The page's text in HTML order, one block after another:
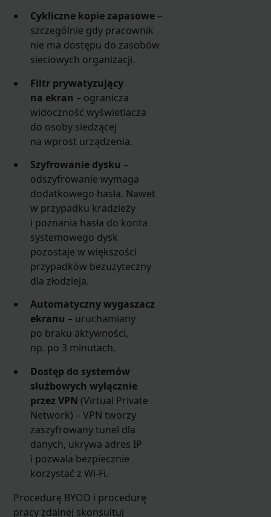
Cykliczne kopie zapasowe –
szczególnie gdy pracownik
nie ma dostępu do zasobów
sieciowych organizacji.
Filtr prywatyzujący
na ekran – ogranicza
widoczność wyświetlacza
do osoby siedzącej
na wprost urządzenia.
Szyfrowanie dysku –
odszyfrowanie wymaga
dodatkowego hasła. Nawet
w przypadku kradzieży
i poznania hasła do konta
systemowego dysk
pozostaje w większości
przypadków bezużyteczny
dla złodzieja.
Automatyczny wygaszacz
ekranu – uruchamiany
po braku aktywności,
np. po 3 minutach.
Dostęp do systemów
służbowych wyłącznie
przez VPN (Virtual Private
Network) – VPN tworzy
zaszyfrowany tunel dla
danych, ukrywa adres IP
i pozwala bezpiecznie
korzystać z Wi-Fi.
Procedurę BYOD i procedurę
pracy zdalnej skonsultuj